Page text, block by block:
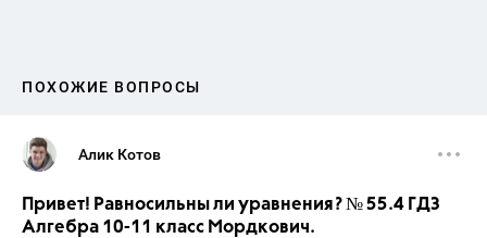
ПОХОЖИЕ ВОПРОСЫ
Алик Котов
Привет! Равносильны ли уравнения? № 55.4 ГДЗ
Алгебра 10-11 класс Мордкович.